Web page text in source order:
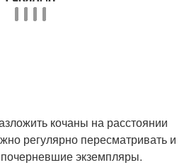
кочаны на расстоянии
регулярно пересматривать и
экземпляры.